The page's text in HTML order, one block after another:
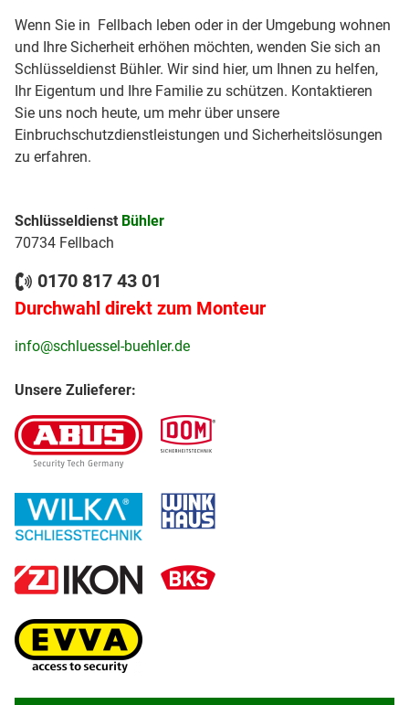
Wenn Sie in Fellbach leben oder in der Umgebung wohnen
und Ihre Sicherheit erhöhen möchten, wenden Sie sich an
Schlüsseldienst Bühler. Wir sind hier, um Ihnen zu helfen,
Ihr Eigentum und Ihre Familie zu schützen. Kontaktieren
Sie uns noch heute, um mehr über unsere
Einbruchschutzdienstleistungen und Sicherheitslösungen
zu erfahren.
Schlüsseldienst Bühler
70734 Fellbach
0170 817 43 01
Durchwahl direkt zum Monteur
info@schluessel-buehler.de
Unsere Zulieferer: